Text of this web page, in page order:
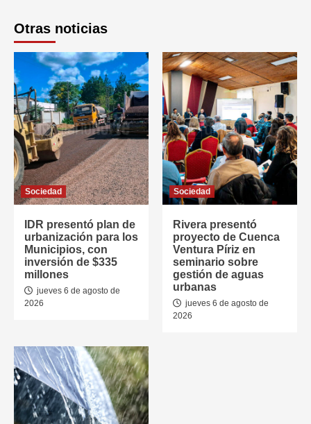
Otras noticias
Sociedad
IDR presentó plan de
urbanización para los
Municipios, con
inversión de $335
millones
jueves 6 de agosto de
2026
Sociedad
Rivera presentó
proyecto de Cuenca
Ventura Píriz en
seminario sobre
gestión de aguas
urbanas
jueves 6 de agosto de
2026